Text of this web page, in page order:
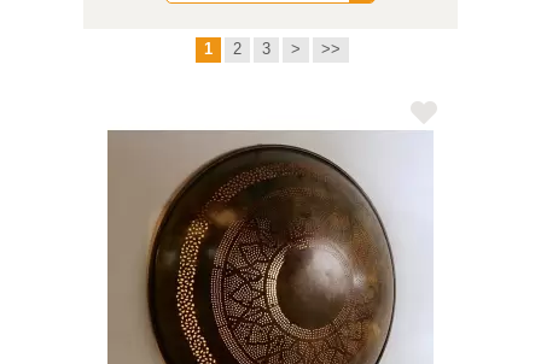
1 2 3 > >>